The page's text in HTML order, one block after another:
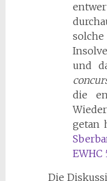
und
die
getan
EWHC
Die